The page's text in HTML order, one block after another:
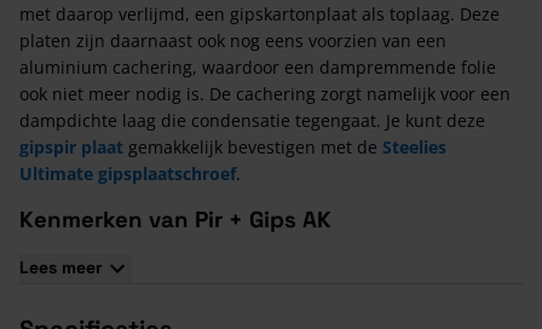
met daarop verlijmd, een gipskartonplaat als toplaag. Deze
platen zijn daarnaast ook nog eens voorzien van een
aluminium cachering, waardoor een dampremmende folie
ook niet meer nodig is. De cachering zorgt namelijk voor een
dampdichte laag die condensatie tegengaat. Je kunt deze
gipspir plaat gemakkelijk bevestigen met de Steelies
Ultimate gipsplaatschroef.
Kenmerken van Pir + Gips AK
Lees meer